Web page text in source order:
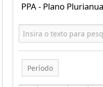
PPA - Plano
Período